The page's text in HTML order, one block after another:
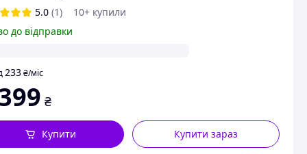
5.0 (1)
10+ купили
до відправки
233 ₴/міс
₴
Купити зараз
Купити